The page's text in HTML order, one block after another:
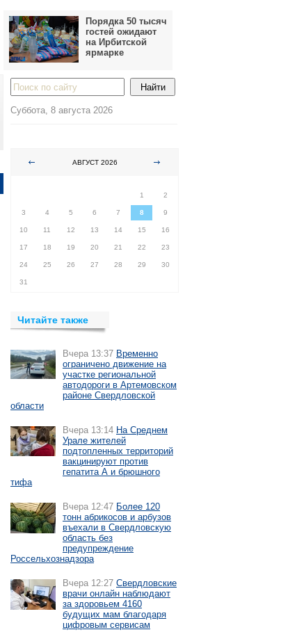
Порядка 50 тысяч
гостей ожидают
на Ирбитской
ярмарке
Суббота, 8 августа 2026
АВГУСТ 2026
1
2
3 4 5 6 7 8 9
10 11 12 13 14 15 16
17 18 19 20 21 22 23
24 25 26 27 28 29 30
31
Читайте также
Вчера 13:37 Временно
ограничено движение на
участке региональной
автодороги в Артемовском
районе Свердловской
области
Вчера 13:14 На Среднем
Урале жителей
подтопленных территорий
вакцинируют против
гепатита А и брюшного
тифа
Вчера 12:47 Более 120
тонн абрикосов и арбузов
въехали в Свердловскую
область без
предупреждение
Россельхознадзора
Вчера 12:27 Свердловские
врачи онлайн наблюдают
за здоровьем 4160
будущих мам благодаря
цифровым сервисам